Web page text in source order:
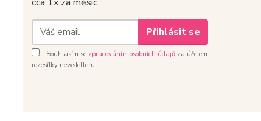
Přihlásit se
Souhlasím se zpracováním osobních údajů za účelem
rozesílky newsletteru.